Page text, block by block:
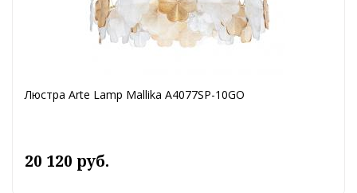
Люстра Arte Lamp Mallika A4077SP-10GO
20 120 руб.